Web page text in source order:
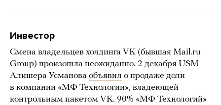
Инвестор
Смена владельцев холдинга VK (бывшая Mail.ru
Group) произошла неожиданно. 2 декабря USM
Алишера Усманова объявил о продаже доли
в компании «МФ Технологии», владеющей
контрольным пакетом VK. 90% «МФ Технологий»